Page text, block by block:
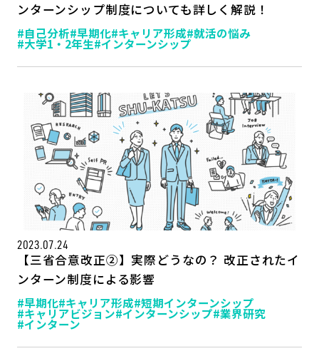
ンターンシップ制度についても詳しく解説！
#自己分析#早期化#キャリア形成#就活の悩み
#大学1・2年生#インターンシップ
2023.07.24
【三省合意改正②】実際どうなの？ 改正されたイ
ンターン制度による影響
#早期化#キャリア形成#短期インターンシップ
#キャリアビジョン#インターンシップ#業界研究
#インターン